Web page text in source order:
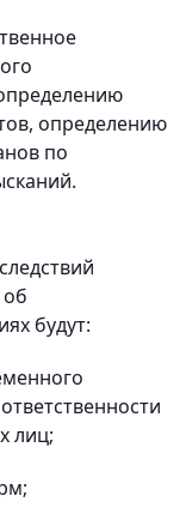
определению
по
будут:
лиц;